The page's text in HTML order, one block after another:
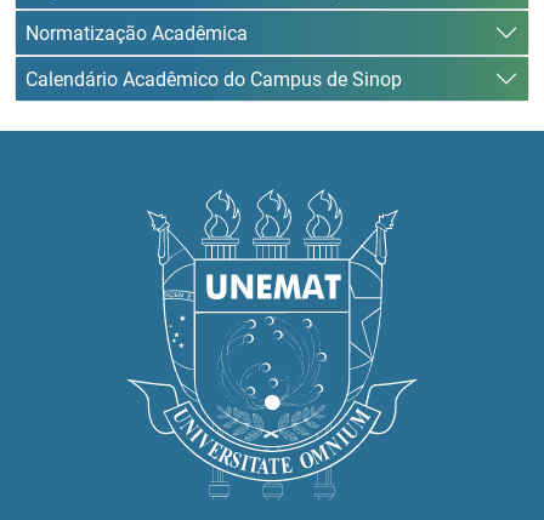
Normatização Acadêmica
Calendário Acadêmico do Campus de Sinop